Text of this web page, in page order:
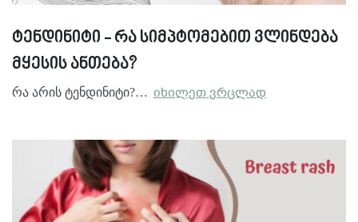
ტენდინიტი - რა სიმპტომებით ვლინდება
მყესის ანთება?
რა არის ტენდინიტი?… იხილეთ ვრცლად